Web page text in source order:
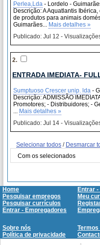
Perlea,Lda - Lordelo -
Descrição: A Aquatlantis
de produtos para animais
Guimarães... Mais detalhes »
Publicado: Jul 12 -
2.
ENTRADA IMEDIATA-
Sumptuoso Crescer unip. lda -
Descrição: ADMISSÃO
Promotores; - Distribuidores; -
... Mais detalhes »
Publicado: Jul 14 -
Selecionar todos / Desmarcar
Home
Entrar
Pesquisar empregos
Meu
Pesquisar currículos
Entrar - Empregadores
Sobre nós
Termos
Política de privacidade